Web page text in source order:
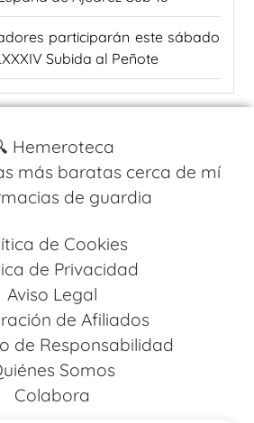
participarán este sábado
Subida al Peñote
Hemeroteca
más baratas cerca de mí
de guardia
de Cookies
de Privacidad
Aviso Legal
de Afiliados
de Responsabilidad
Somos
Colabora